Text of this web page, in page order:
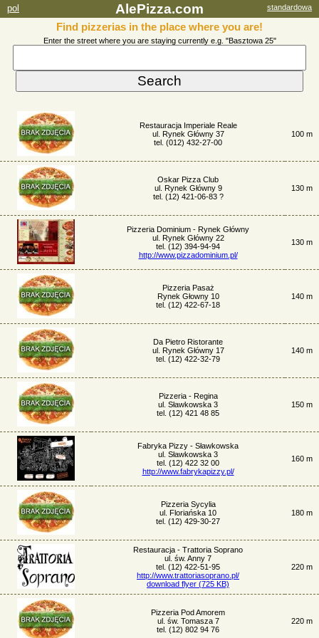
pol AlePizza.com standardowa
Find pizzerias in the place where you are!
Enter the street where you are staying currently e.g. "Basztowa 25"
Restauracja Imperiale Reale
ul. Rynek Główny 37
tel. (012) 432-27-00
100 m
Oskar Pizza Club
ul. Rynek Główny 9
tel. (12) 421-06-83 ?
130 m
Pizzeria Dominium - Rynek Główny
ul. Rynek Główny 22
tel. (12) 394-94-94
http://www.pizzadominium.pl/
130 m
Pizzeria Pasaż
Rynek Głowny 10
tel. (12) 422-67-18
140 m
Da Pietro Ristorante
ul. Rynek Główny 17
tel. (12) 422-32-79
140 m
Pizzeria - Regina
ul. Sławkowska 3
tel. (12) 421 48 85
150 m
Fabryka Pizzy - Sławkowska
ul. Sławkowska 3
tel. (12) 422 32 00
http://www.fabrykapizzy.pl/
160 m
Pizzeria Sycylia
ul. Floriańska 10
tel. (12) 429-30-27
180 m
Restauracja - Trattoria Soprano
ul. św. Anny 7
tel. (12) 422-51-95
http://www.trattoriasoprano.pl/
download flyer (725 KB)
220 m
Pizzeria Pod Amorem
ul. św. Tomasza 7
tel. (12) 802 94 76
220 m